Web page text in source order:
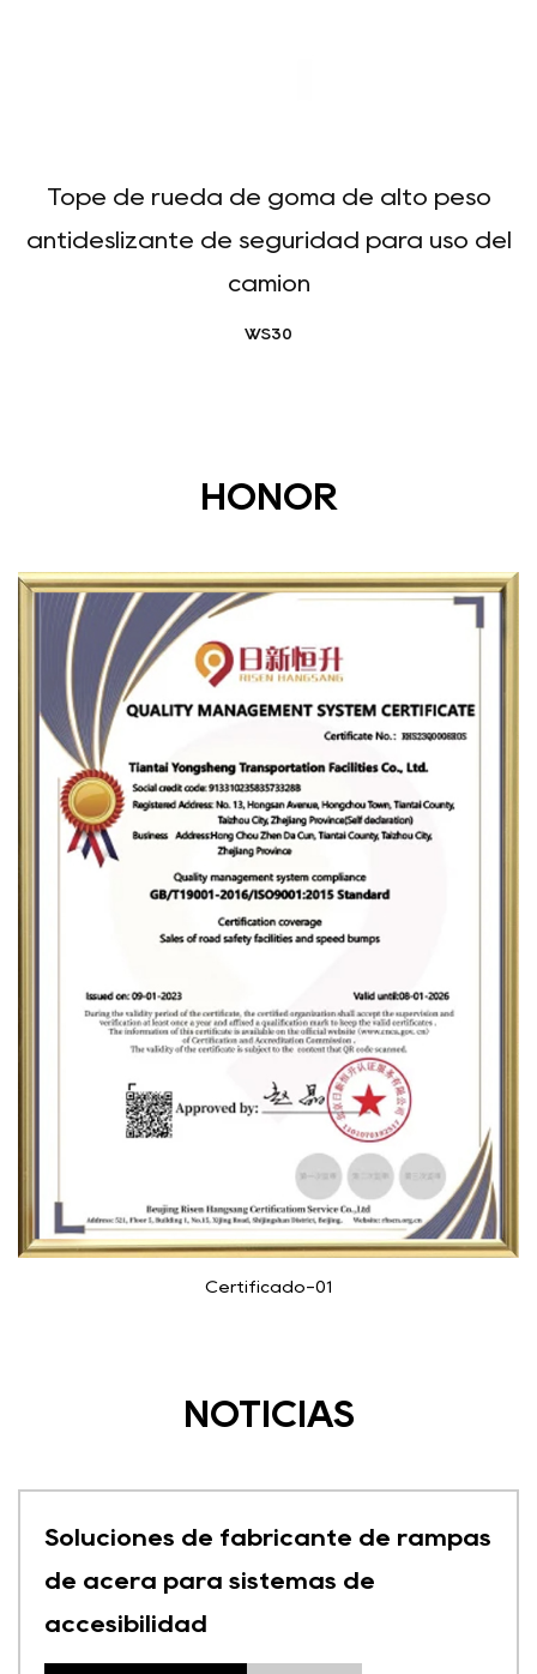
Tope de rueda de goma de alto peso
antideslizante de seguridad para uso del
camión
WS30
HONOR
Certificado-01
NOTICIAS
Soluciones de fabricante de rampas
de acera para sistemas de
accesibilidad